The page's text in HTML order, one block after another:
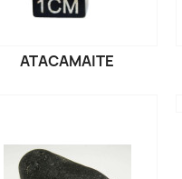
ATACAMAITE